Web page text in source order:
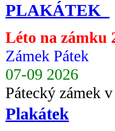
PLAKÁTEK
Léto na zámku
Zámek Pátek
07-09 2026
Pátecký zámek
Plakátek